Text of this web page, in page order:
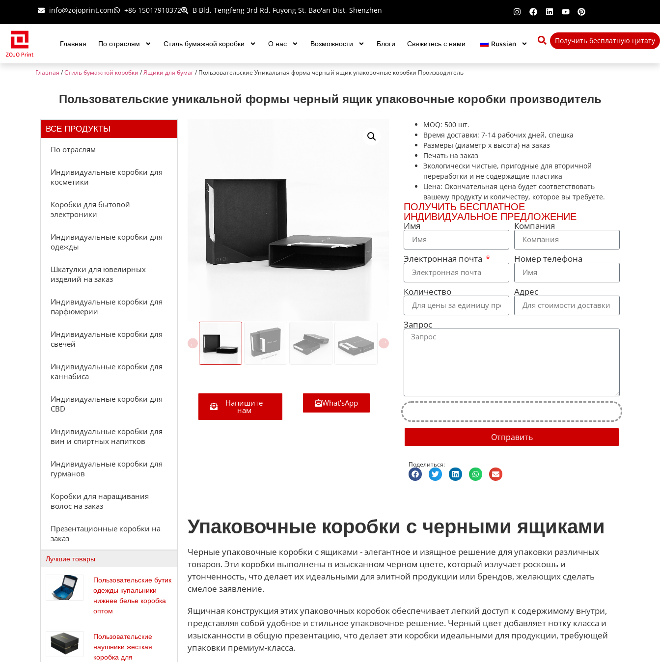
info@zojoprint.com +86 15017910372 B Bld, Tengfeng 3rd Rd, Fuyong St, Bao'an Dist, Shenzhen
Главная По отраслям Стиль бумажной коробки О нас Возможности Блоги Свяжитесь с нами Russian Получить бесплатную цитату
Главная /Стиль бумажной коробки /Ящики для бумаг/ Пользовательские Уникальная форма черный ящик упаковочные коробки Производитель
Пользовательские уникальной формы черный ящик упаковочные коробки производитель
ВСЕ ПРОДУКТЫ
По отраслям
Индивидуальные коробки для
косметики
Коробки для бытовой
электроники
Индивидуальные коробки для
одежды
Шкатулки для ювелирных
изделий на заказ
Индивидуальные коробки для
парфюмерии
Индивидуальные коробки для
свечей
Индивидуальные коробки для
каннабиса
Индивидуальные коробки для
CBD
Индивидуальные коробки для
вин и спиртных напитков
Индивидуальные коробки для
гурманов
Коробки для наращивания
волос на заказ
Презентационные коробки на
заказ
Лучшие товары
Пользовательские бутик
одежды купальники
нижнее белье коробка
оптом
Пользовательские
наушники жесткая
коробка для
Напишите
нам
What'sApp
MOQ: 500 шт.
Время доставки: 7-14 рабочих дней, спешка
Размеры (диаметр x высота) на заказ
Печать на заказ
Экологически чистые, пригодные для вторичной
переработки и не содержащие пластика
Цена: Окончательная цена будет соответствовать
вашему продукту и количеству, которое вы требуете.
ПОЛУЧИТЬ БЕСПЛАТНОЕ
ИНДИВИДУАЛЬНОЕ ПРЕДЛОЖЕНИЕ
Имя
Компания
Электронная почта Номер телефона
Количество Адрес
Запрос
Отправить
Поделиться:
Упаковочные коробки с черными ящиками
Черные упаковочные коробки с ящиками - элегантное и изящное решение для упаковки различных
товаров. Эти коробки выполнены в изысканном черном цвете, который излучает роскошь и
утонченность, что делает их идеальными для элитной продукции или брендов, желающих сделать
смелое заявление.
Ящичная конструкция этих упаковочных коробок обеспечивает легкий доступ к содержимому внутри,
представляя собой удобное и стильное упаковочное решение. Черный цвет добавляет нотку класса и
изысканности в общую презентацию, что делает эти коробки идеальными для продукции, требующей
упаковки премиум-класса.